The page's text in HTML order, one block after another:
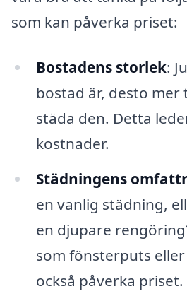
som kan påverka priset:
Bostadens storlek:
bostad är, desto
städa den. Detta
kostnader.
Städningens
en vanlig städning,
en djupare
som fönsterputs
också påverka priset.